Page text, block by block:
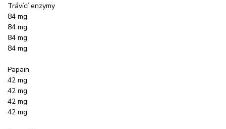
Trávící enzymy
84 mg
84 mg
84 mg
84 mg
Papain
42 mg
42 mg
42 mg
42 mg